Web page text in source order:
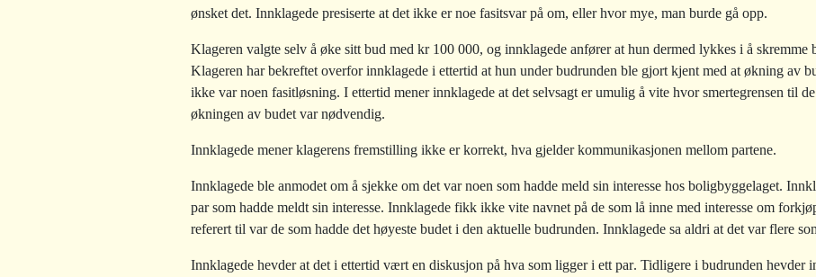
ønsket det. Innklagede presiserte at det ikke er noe fasitsvar på om, eller hvor mye, man burde gå opp.
Klageren valgte selv å øke sitt bud med kr 100 000, og innklagede anfører at hun dermed lykkes i å skremme
Klageren har bekreftet overfor innklagede i ettertid at hun under budrunden ble gjort kjent med at økning av
ikke var noen fasitløsning. I ettertid mener innklagede at det selvsagt er umulig å vite hvor smertegrensen til
økningen av budet var nødvendig.
Innklagede mener klagerens fremstilling ikke er korrekt, hva gjelder kommunikasjonen mellom partene.
Innklagede ble anmodet om å sjekke om det var noen som hadde meld sin interesse hos boligbyggelaget.
par som hadde meldt sin interesse. Innklagede fikk ikke vite navnet på de som lå inne med interesse om
referert til var de som hadde det høyeste budet i den aktuelle budrunden. Innklagede sa aldri at det var flere
Innklagede hevder at det i ettertid vært en diskusjon på hva som ligger i ett par. Tidligere i budrunden hevder